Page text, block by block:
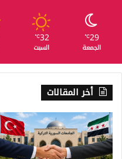
29
℃
الجمعة
32
℃
السبت
أخر المقالات